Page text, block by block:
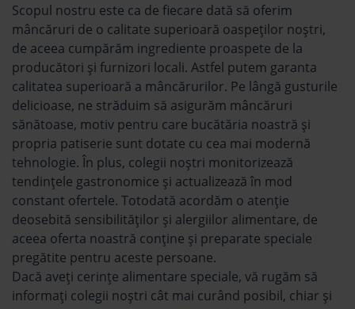
Scopul nostru este ca de fiecare dată să oferim
mâncăruri de o calitate superioară oaspeților noștri,
de aceea cumpărăm ingrediente proaspete de la
producători și furnizori locali. Astfel putem garanta
calitatea superioară a mâncărurilor. Pe lângă gusturile
delicioase, ne străduim să asigurăm mâncăruri
sănătoase, motiv pentru care bucătăria noastră și
propria patiserie sunt dotate cu cea mai modernă
tehnologie. În plus, colegii noștri monitorizează
tendințele gastronomice și actualizează în mod
constant ofertele. Totodată acordăm o atenție
deosebită sensibilităților și alergiilor alimentare, de
aceea oferta noastră conține și preparate speciale
pregătite pentru aceste persoane.
Dacă aveți cerințe alimentare speciale, vă rugăm să
informați colegii noștri cât mai curând posibil, chiar și